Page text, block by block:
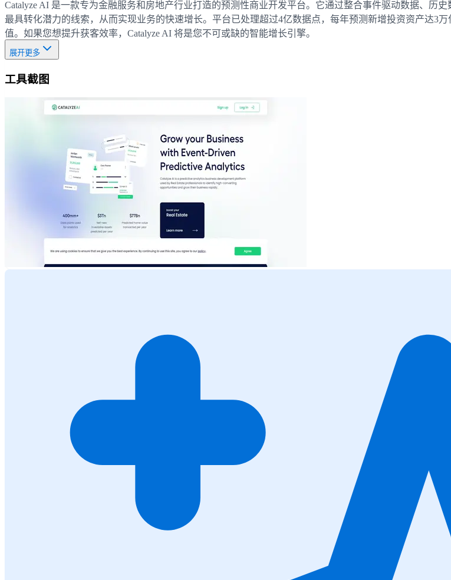
Catalyze AI 是一款专为金融服务和房地产行业打造的预测性商业开发平台。它通过整合事件驱动数据、历
最具转化潜力的线索，从而实现业务的快速增长。平台已处理超过4亿数据点，每年预测新增投资资产达3
值。如果您想提升获客效率，Catalyze AI 将是您不可或缺的智能增长引擎。
展开更多
工具截图